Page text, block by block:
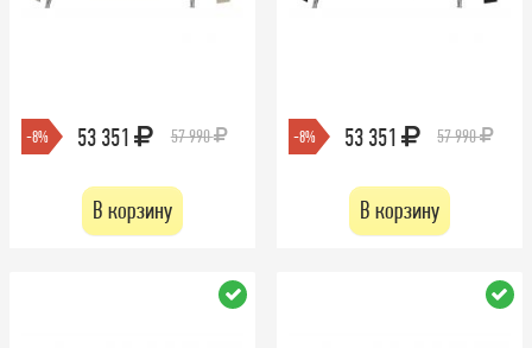
-8% 53 351 57 990
В корзину
-8% 53 351 57 990
В корзину